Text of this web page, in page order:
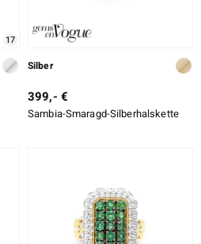
17
Silber
399,- €
Sambia-Smaragd-Silberhalskette